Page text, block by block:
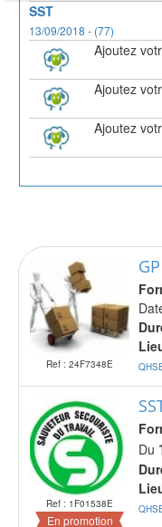
SST
13/09/2018 - (77)
Ajoutez
Ajoutez
Ajoutez
Ref : 24F7348E
Ref : 1F01538E
En promotion
Du